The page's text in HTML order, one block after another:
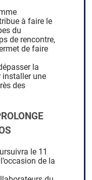
à faire le
du
de rencontre,
de faire
la
une
des
le 11
de la